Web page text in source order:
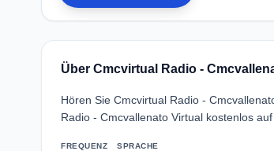
Über Cmcvirtual Radio -
Hören Sie Cmcvirtual Radio -
Radio - Cmcvallenato Virtual kostenlos
FREQUENZ SPRACHE